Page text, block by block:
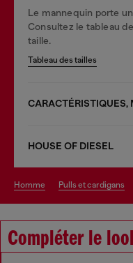
Le mannequin porte
Consultez le tableau
taille.
Tableau des tailles
CARACTÉRISTIQUES,
HOUSE OF DIESEL
homme pulls et cardigans
Compléter le